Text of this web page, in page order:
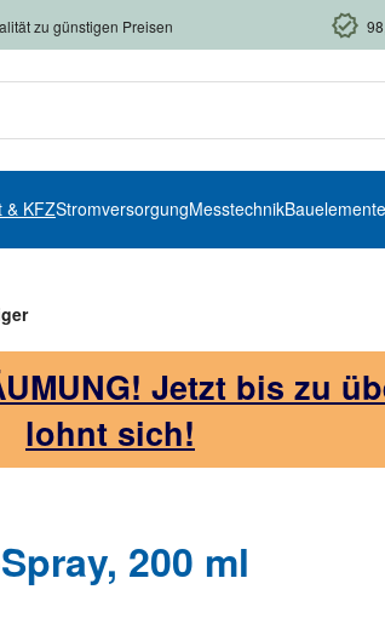
zu günstigen Preisen
& KFZStromversorgungMesstechnikBauelemente
Jetzt bis zu
lohnt sich!
200 ml